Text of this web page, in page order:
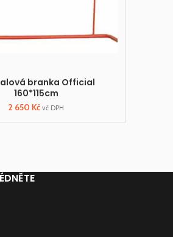
branka Official
160*115cm
2 650 Kč vč DPH